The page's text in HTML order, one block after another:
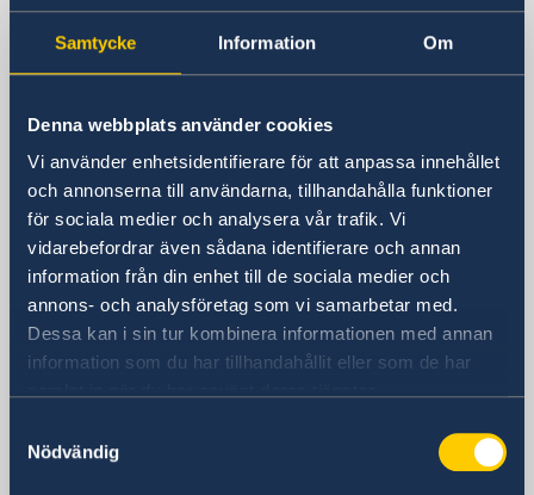
Samtycke Information Om
Denna webbplats använder cookies
Vi använder enhetsidentifierare för att anpassa innehållet
och annonserna till användarna, tillhandahålla funktioner
för sociala medier och analysera vår trafik. Vi
vidarebefordrar även sådana identifierare och annan
information från din enhet till de sociala medier och
annons- och analysföretag som vi samarbetar med.
Dessa kan i sin tur kombinera informationen med annan
information som du har tillhandahållit eller som de har
Nödvändig
Sveriges ambassad
Besöksadress
Madrid
Postadress
Embajada de Suecia
Calle Caracas, 25
ES-28010 Madrid
Spanien
Telefonnummer
Ambassadens telefonväxel
+34 91 702 2000
Fax
+34 91 702 2038